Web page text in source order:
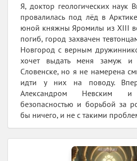
Я, доктор геологических наук
провалилась под лёд в
юной княжны Яромилы из XIII
погиб, город захвачен
Новгород с верным
хочет выдать меня замуж
Словенске, но я не намерена
идти у них на поводу.
Александром Невским
безопасностью и борьбой за
бы ничего, и не с такими